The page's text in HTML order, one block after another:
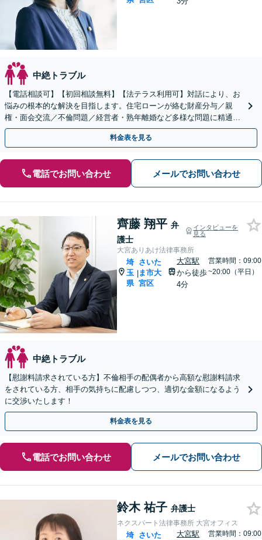
中絶トラブル
【電話相談可】【初回相談無料】【法テラス利用可】対話により、お
悩みの根本的な解決を目指します。住宅ローンが絡む財産分与／親
権・面会交流／不倫問題／経営者・熟年離婚など多様な問題に精通。
協議・調停・裁判の実績多数あり【完全個室】【大宮駅3分】
料金表を見る
電話でお問い合わせ メールでお問い合わせ
齊藤 翔平 弁
護士
インタビューを
見る
大宮ありあけ法律事務所
埼
玉
県
|
さいた
ま市大
宮区
大宮駅
から徒歩
4分
営業時間：09:00
~20:00（平日）
中絶トラブル
【慰謝料請求されている方】不倫相手の配偶者から高額な慰謝料請求
をされている方、相手の気持ちに配慮しつつ、適切な金額になるよう
に交渉いたします！
料金表を見る
電話でお問い合わせ メールでお問い合わせ
鈴木 祐子 弁護士
ネクスパート法律事務所 大宮オフィス
埼 さいた
大宮駅
営業時間：09:00